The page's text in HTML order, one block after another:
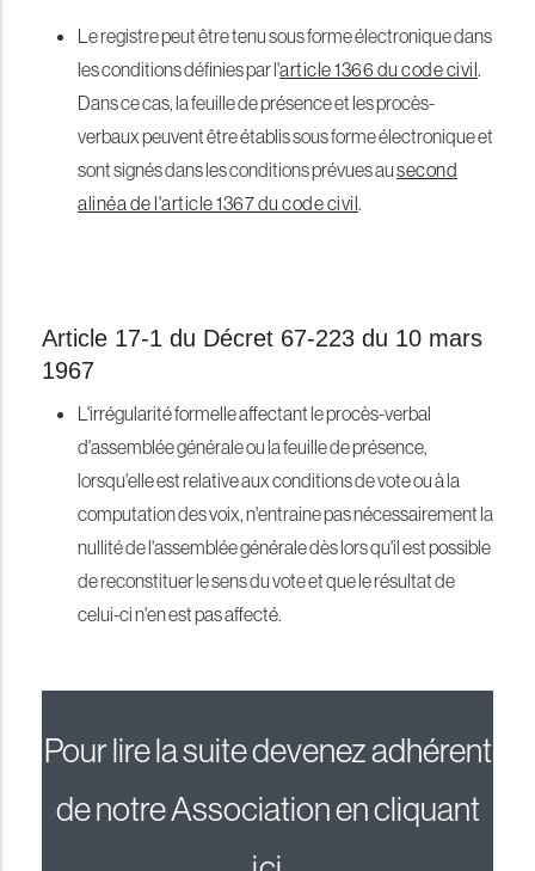
Le registre peut être tenu sous forme électronique dans
les conditions définies par l'article 1366 du code civil.
Dans ce cas, la feuille de présence et les procès-
verbaux peuvent être établis sous forme électronique et
sont signés dans les conditions prévues ausecond
alinéa de l'article 1367 du code civil.
Article 17-1 du Décret 67-223 du 10 mars
1967
L'irrégularité formelle affectant le procès-verbal
d'assemblée générale ou la feuille de présence,
lorsqu'elle est relative aux conditions de vote ou à la
computation des voix, n'entraine pas nécessairement la
nullité de l'assemblée générale dès lors qu'il est possible
de reconstituer le sens du vote et que le résultat de
celui-ci n'en est pas affecté.
Pour lire la suite devenez adhérent
de notre Association en cliquant